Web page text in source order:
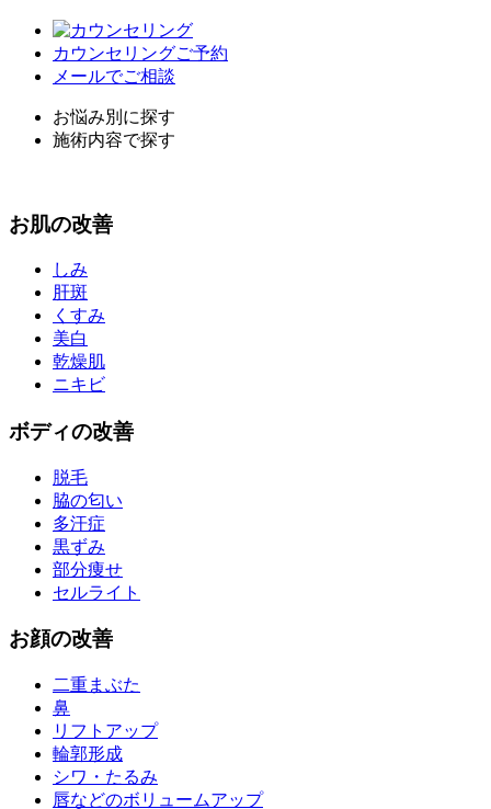
カウンセリングご予約
メールでご相談
お悩み別に探す
施術内容で探す
お肌の改善
しみ
肝斑
くすみ
美白
乾燥肌
ニキビ
ボディの改善
脱毛
脇の匂い
多汗症
黒ずみ
部分痩せ
セルライト
お顔の改善
二重まぶた
鼻
リフトアップ
輪郭形成
シワ・たるみ
唇などのボリュームアップ